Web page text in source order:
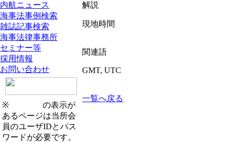
内航ニュース
海事法事例検索
雑誌記事検索
海事法律事務所
セミナー等
採用情報
お問い合わせ
※
の表示が
あるページは当所会
員のユーザIDとパス
ワードが必要です。
解説
現地時間
関連語
GMT, UTC
一覧へ戻る